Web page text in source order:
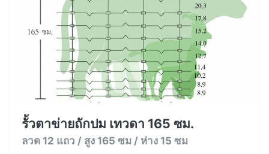
รั้วตาข่ายถักปม เทวดา 165 ซม.
ลวด 12 แถว / สูง 165 ซม / ห่าง 15 ซม